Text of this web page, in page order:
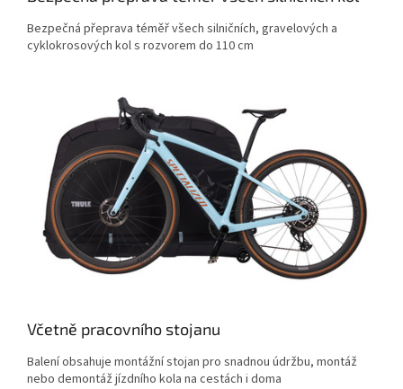
Bezpečná přeprava téměř všech silničních, gravelových a
cyklokrosových kol s rozvorem do 110 cm
Včetně pracovního stojanu
Balení obsahuje montážní stojan pro snadnou údržbu, montáž
nebo demontáž jízdního kola na cestách i doma